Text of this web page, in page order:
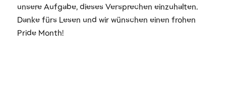
unsere Aufgabe, dieses Versprechen einzuhalten.
Danke fürs Lesen und wir wünschen einen frohen
Pride Month!